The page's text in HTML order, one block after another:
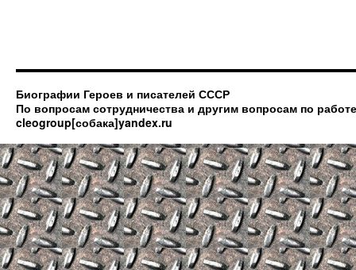
Биографии Героев и писателей СССР
По вопросам сотрудничества и другим вопросам по
cleogroup[собака]yandex.ru